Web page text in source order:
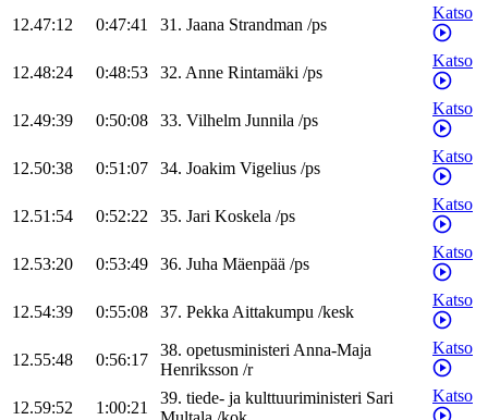
12.47:12 0:47:41 31. Jaana Strandman /ps
Katso
12.48:24 0:48:53 32. Anne Rintamäki /ps
Katso
12.49:39 0:50:08 33. Vilhelm Junnila /ps
Katso
12.50:38 0:51:07 34. Joakim Vigelius /ps
Katso
12.51:54 0:52:22 35. Jari Koskela /ps
Katso
12.53:20 0:53:49 36. Juha Mäenpää /ps
Katso
12.54:39 0:55:08 37. PekkaAittakumpu /kesk
Katso
12.55:48 0:56:17
38. opetusministeriAnna-Maja
Henriksson /r
Katso
12.59:52 1:00:21
39. tiede- ja kulttuuriministeri Sari
Katso